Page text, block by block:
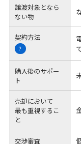
譲渡対象となら
ない物
契約方法
?
購入後のサポー
ト
売却において
最も重視するこ
と
交渉審査